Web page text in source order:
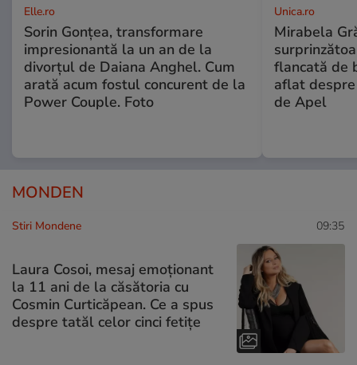
Elle.ro
Sorin Gonțea, transformare
impresionantă la un an de la
divorțul de Daiana Anghel. Cum
arată acum fostul concurent de la
Power Couple. Foto
Unica.ro
Mirabela
flancată de
aflat
de Apel
MONDEN
Stiri Mondene 09:35
Laura Cosoi, mesaj emoționant
la 11 ani de la căsătoria cu
Cosmin Curticăpean. Ce a spus
despre tatăl celor cinci fetițe